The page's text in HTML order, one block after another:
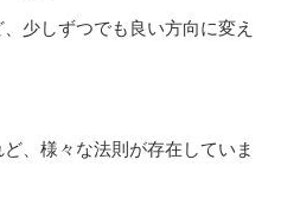
少しずつでも良い方向に変え
、様々な法則が存在していま